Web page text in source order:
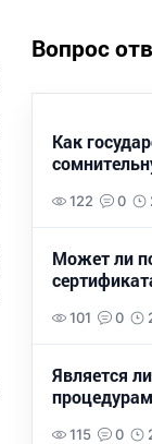
Вопрос
Как
122 0
Может ли
101 0
Является
115 0